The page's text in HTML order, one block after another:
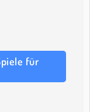
für